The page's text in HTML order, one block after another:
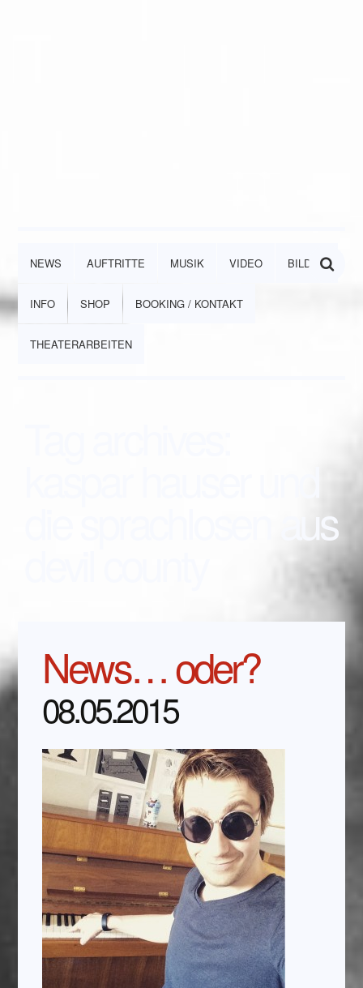
NEWS AUFTRITTE MUSIK VIDEO BILDER
INFO SHOP BOOKING / KONTAKT
THEATERARBEITEN
die sprachlosen aus
News… oder?
08.05.2015